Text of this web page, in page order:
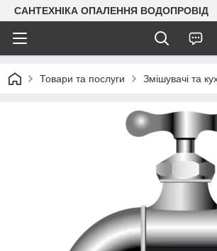
САНТЕХНІКА ОПАЛЕННЯ ВОДОПРОВІД
Товари та послуги Змішувачі та